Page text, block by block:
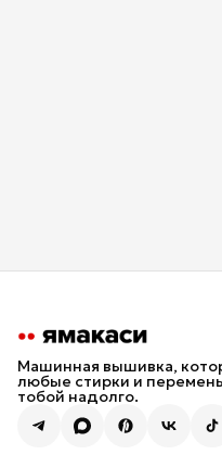
Машинная вышивка,
любые стирки и
тобой надолго.